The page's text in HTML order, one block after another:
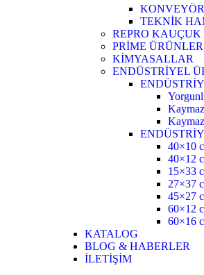
TEKNİK
REPRO KAUÇUK
PRİME ÜRÜNLER
KİMYASALLAR
ENDÜSTRİYEL
40×10
40×12
15×33
27×37
45×27
60×12
60×16
KATALOG
BLOG & HABERLER
İLETİŞİM